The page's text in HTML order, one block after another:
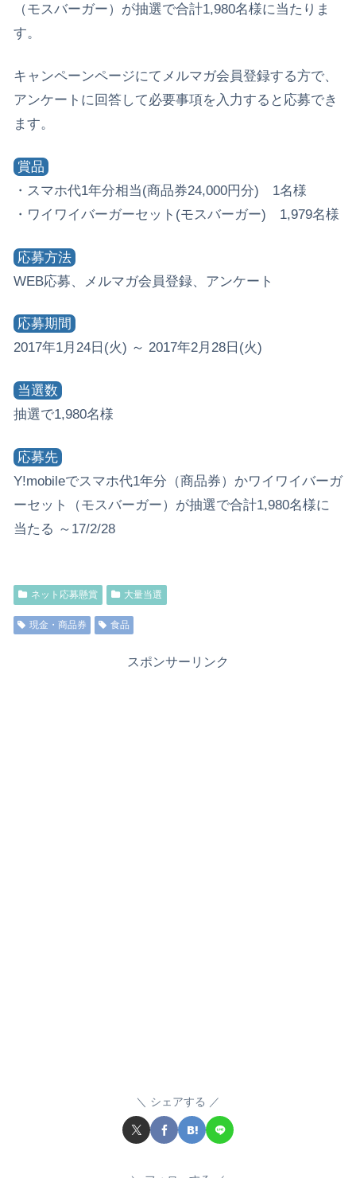
（モスバーガー）が抽選で合計1,980名様に当たりま
す。
キャンペーンページにてメルマガ会員登録する方で、
アンケートに回答して必要事項を入力すると応募でき
ます。
賞品
・スマホ代1年分相当(商品券24,000円分) 1名様
・ワイワイバーガーセット(モスバーガー) 1,979名様
応募方法
WEB応募、メルマガ会員登録、アンケート
応募期間
2017年1月24日(火) ～ 2017年2月28日(火)
当選数
抽選で1,980名様
応募先
Y!mobileでスマホ代1年分（商品券）かワイワイバーガ
ーセット（モスバーガー）が抽選で合計1,980名様に
当たる ～17/2/28
ネット応募懸賞 大量当選
現金・商品券 食品
スポンサーリンク
シェアする